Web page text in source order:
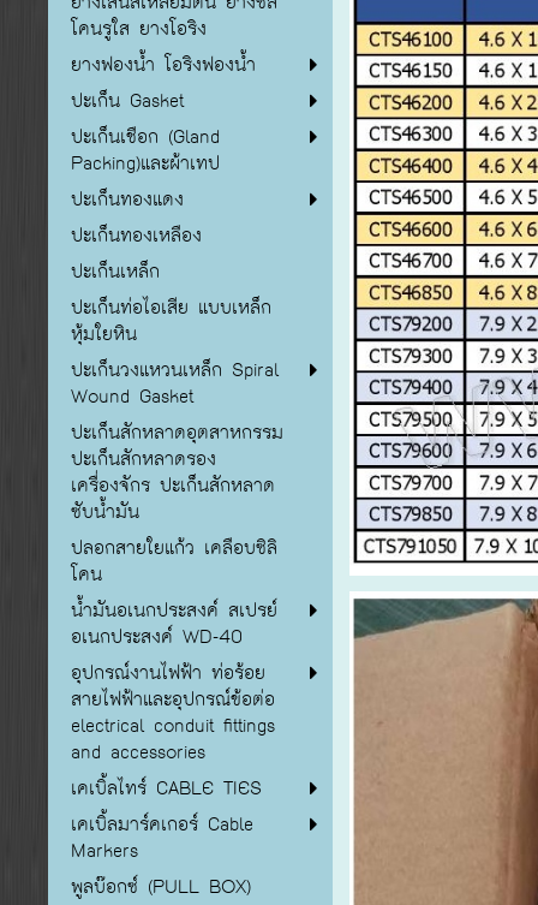
โคนรูใส ยางโอริง
ยางฟองน้ำ โอริงฟองน้ำ
ปะเก็น Gasket
ปะเก็นเชือก (Gland
Packing)และผ้าเทป
ปะเก็นทองแดง
ปะเก็นทองเหลือง
ปะเก็นเหล็ก
ปะเก็นท่อไอเสีย แบบเหล็ก
หุ้มใยหิน
ปะเก็นวงแหวนเหล็ก Spiral
Wound Gasket
ปะเก็นสักหลาดอุตสาหกรรม
ปะเก็นสักหลาดรอง
เครื่องจักร ปะเก็นสักหลาด
ซับน้ำมัน
ปลอกสายใยแก้ว เคลือบซิลิ
โคน
น้ำมันอเนกประสงค์ สเปรย์
อเนกประสงค์ WD-40
อุปกรณ์งานไฟฟ้า ท่อร้อย
สายไฟฟ้าและอุปกรณ์ข้อต่อ
electrical conduit fittings
and accessories
เคเบิ้ลไทร์ CABLE TIES
เคเบิ้ลมาร์คเกอร์ Cable
Markers
พูลบ๊อกซ์ (PULL BOX)